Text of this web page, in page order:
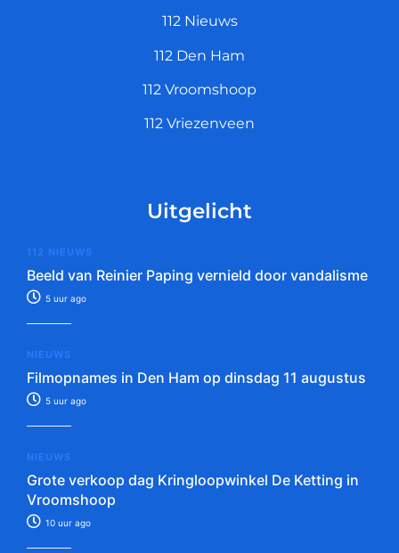
112 Nieuws
112 Den Ham
112 Vroomshoop
112 Vriezenveen
Uitgelicht
112 NIEUWS
Beeld van Reinier Paping vernield door vandalisme
5 uur ago
NIEUWS
Filmopnames in Den Ham op dinsdag 11 augustus
5 uur ago
NIEUWS
Grote verkoop dag Kringloopwinkel De Ketting in
Vroomshoop
10 uur ago